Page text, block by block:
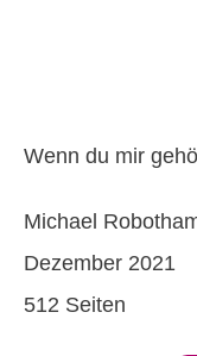
Wenn du mir
Michael
Dezember 2021
512 Seiten